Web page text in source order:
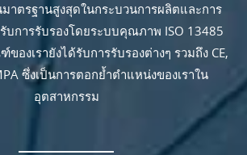
าตรฐานสูงสุดในกระบวนการผลิตและการ
บการรับรองโดยระบบคุณภาพ ISO 13485
งเรายังได้รับการรับรองต่างๆ รวมถึง CE,
ซึ่งเป็นการตอกย้ำตำแหน่งของเราใน
อุตสาหกรรม